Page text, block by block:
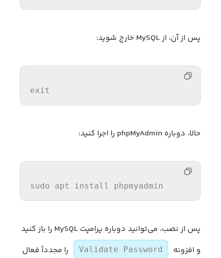
پس از آن، از MySQL خارج شوید:
exit
حالا، دوباره phpMyAdmin را اجرا کنید:
sudo apt install phpmyadmin
پس از نصب، می‌توانید دوباره پرامپت MySQL را باز کنید
و افزونه
Validate Password
را مجدداً فعال